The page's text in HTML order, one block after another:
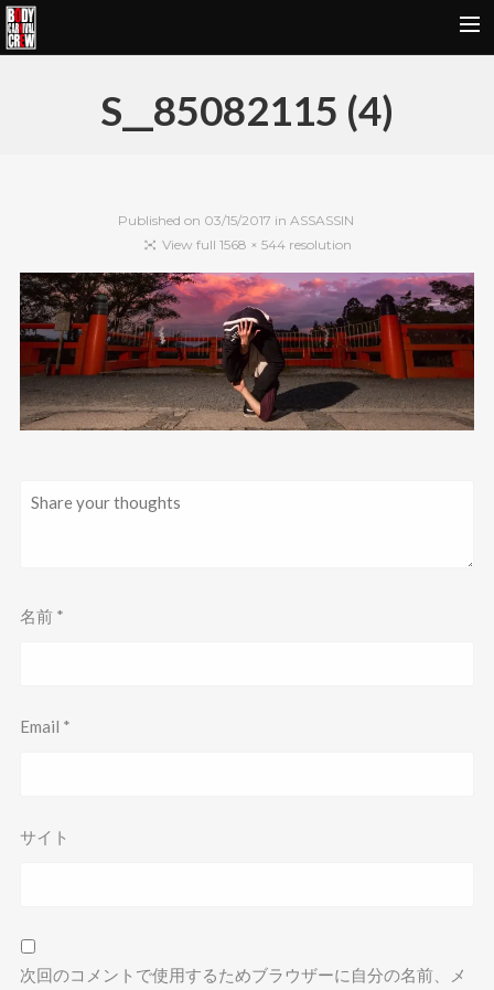
NEWS&REPORT
OUR BRAND
MOVIE
CONTACT
S__85082115 (4)
Published on 03/15/2017 in ASSASSIN
View full 1568 × 544 resolution
名前 *
Email *
サイト
次回のコメントで使用するためブラウザーに自分の名前、メ